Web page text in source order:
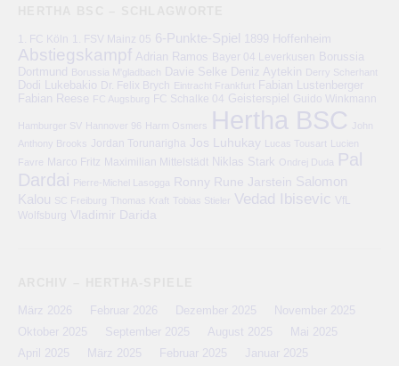
1. FC Köln 1. FSV Mainz 05 6-Punkte-Spiel 1899 Hoffenheim
Abstiegskampf Adrian Ramos Bayer 04 Leverkusen
Borussia
Dortmund
Borussia M'gladbach Davie Selke Deniz Aytekin Derry Scherhant
Dodi Lukebakio Dr. Felix Brych Eintracht Frankfurt Fabian Lustenberger
Fabian Reese FC Augsburg FC Schalke 04 Geisterspiel Guido Winkmann
Hamburger SV Hannover 96 Harm Osmers Hertha BSC
John
Anthony Brooks
Jordan Torunarigha Jos Luhukay Lucas Tousart Lucien
Favre
Marco Fritz Maximilian Mittelstädt Niklas Stark Ondrej Duda Pal
Dardai Pierre-Michel Lasogga Ronny Rune Jarstein Salomon
Kalou SC Freiburg Thomas Kraft Tobias Stieler Vedad Ibisevic
VfL
Wolfsburg
Vladimir Darida
März 2026 Februar 2026 Dezember 2025
November 2025
Oktober 2025
September 2025 August 2025
Mai 2025
April 2025
März 2025 Februar 2025
Januar 2025